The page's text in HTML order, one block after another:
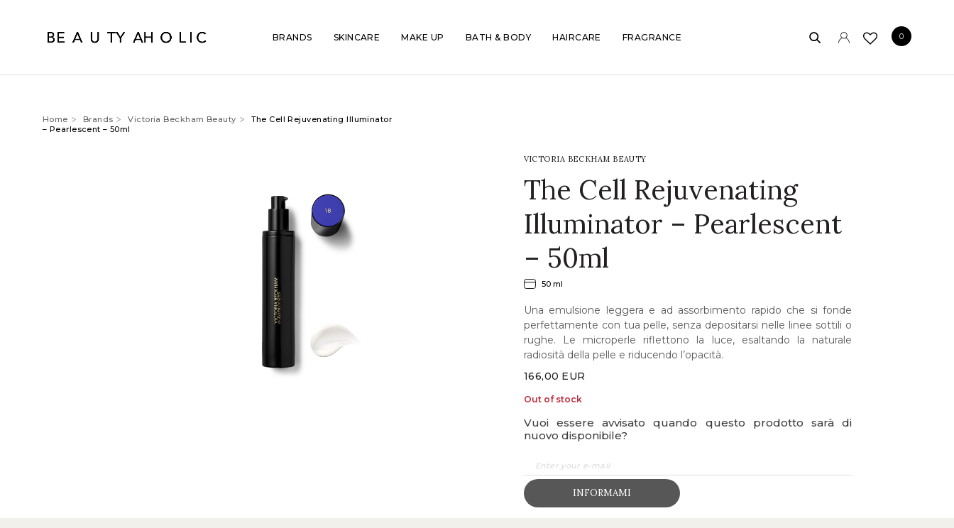
0
BRANDS SKINCARE MAKE UP BATH & BODY HAIRCARE FRAGRANCE
Home Brands Victoria Beckham Beauty
The Cell Rejuvenating Illuminator
– Pearlescent – 50ml
VICTORIA BECKHAM BEAUTY
The Cell Rejuvenating
Illuminator – Pearlescent
– 50ml
50 ml
Una emulsione leggera e ad assorbimento rapido che si fonde
perfettamente con tua pelle, senza depositarsi nelle linee sottili o
rughe. Le microperle riflettono la luce, esaltando la naturale
radiosità della pelle e riducendo l’opacità.
166,00 EUR
Out of stock
Vuoi essere avvisato quando questo prodotto sarà di
nuovo disponibile?
INFORMAMI